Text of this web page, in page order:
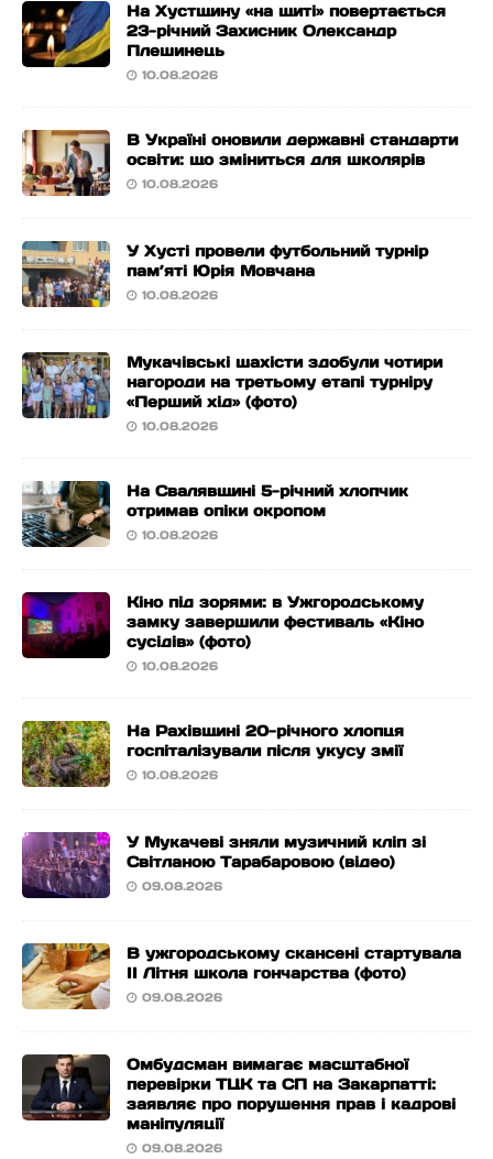
На Хустщину «на щиті» повертається
23-річний Захисник Олександр
Плешинець
10.08.2026
В Україні оновили державні стандарти
освіти: що зміниться для школярів
10.08.2026
У Хусті провели футбольний турнір
пам’яті Юрія Мовчана
10.08.2026
Мукачівські шахісти здобули чотири
нагороди на третьому етапі турніру
«Перший хід» (фото)
10.08.2026
На Свалявщині 5-річний хлопчик
отримав опіки окропом
10.08.2026
Кіно під зорями: в Ужгородському
замку завершили фестиваль «Кіно
сусідів» (фото)
10.08.2026
На Рахівщині 20-річного хлопця
госпіталізували після укусу змії
10.08.2026
У Мукачеві зняли музичний кліп зі
Світланою Тарабаровою (відео)
09.08.2026
В ужгородському скансені стартувала
ІІ Літня школа гончарства (фото)
09.08.2026
Омбудсман вимагає масштабної
перевірки ТЦК та СП на Закарпатті:
заявляє про порушення прав і кадрові
маніпуляції
09.08.2026